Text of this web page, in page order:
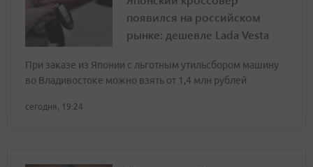
появился на российском
рынке: дешевле Lada Vesta
При заказе из Японии с льготным утильсбором машину
во Владивостоке можно взять от 1,4 млн рублей
сегодня, 19:24